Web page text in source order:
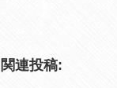
関連投稿: